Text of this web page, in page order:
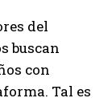
del
buscan
con
Tal es